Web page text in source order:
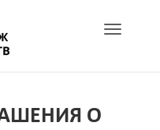
Toggle
О